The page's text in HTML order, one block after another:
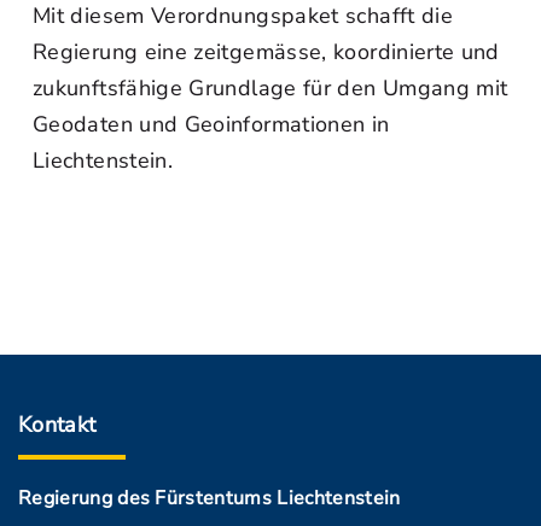
Mit diesem Verordnungspaket schafft die
Regierung eine zeitgemässe, koordinierte und
zukunftsfähige Grundlage für den Umgang mit
Geodaten und Geoinformationen in
Liechtenstein.
Kontakt
Regierung des Fürstentums Liechtenstein